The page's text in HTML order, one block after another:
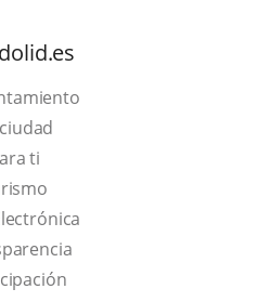
ti
This
link
will
open